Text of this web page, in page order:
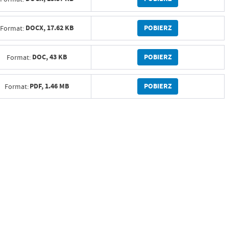
Format: DOCX, 17.62 KB POBIERZ
Format: DOC,43 KB POBIERZ
Format:PDF, 1.46 MB POBIERZ